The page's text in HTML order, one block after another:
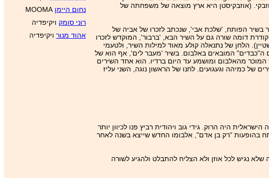
(אוזבקיסטן היא ארץ מוצאה של משפחתה של
בשיר הפותח, 'שלכת אבי', שנכתב לזכרו של אביה של
דומה שורה גם על השיר הבא, 'ברבור', המוקדש לזכרו
הלחן של נתנאלה קולע מאוד למילות השיר, ולטעמי
ה"כבדים" המובאים באלבום. בשיר 'מעבר לים', אף הוא של
מהאלבום ומושמע עד היום ברדיו. הוא אחד השירים
ימיו' הם גם שירים של כמיהה וגעגועים. לחנו של הראשון נוגה, השני עליז
האלבום יצא כאמור ב- 1987, שנה שבה הזרם השולט במוזיקה הישראלית היה הרוק. גידי גוב ויהודית רביץ פנו לכיוון יותר
פתח בהופעות "רק בן אדם", אלבומו החדש שייצא בשנה לאחר
שלא נגיש לכל אוזן ולא הצליח להתבלט ולהגיע לשורה
נחום היימן
רוני סומק ויקיפדיה
אהוד מנור ויקיפדיה